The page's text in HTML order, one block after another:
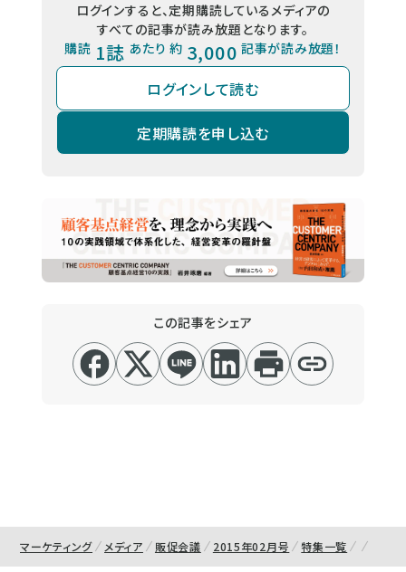
ログインすると、定期購読しているメディアの
すべての記事が読み放題となります。
購読 1誌 あたり 約 3,000 記事が読み放題！
ログインして読む
定期購読を申し込む
この記事をシェア
マーケティング メディア 販促会議 2015年02月号 特集一覧